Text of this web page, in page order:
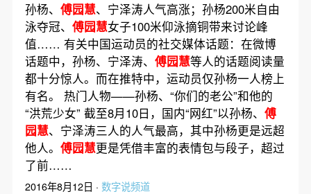
孙杨、 傅园慧、宁泽涛人气高涨；孙杨200米自由
泳夺冠、 傅园慧女子100米仰泳摘铜带来讨论峰
值…… 有关中国运动员的社交媒体话题：在微博
话题中，孙杨、宁泽涛、 傅园慧等人的话题阅读量
都十分惊人。而在推特中，运动员仅孙杨一人榜上
有名。 热门人物——孙杨、“你们的老公”和他的
“洪荒少女” 截至8月10日，国内“网红”以孙杨、 傅
园慧、宁泽涛三人的人气最高，其中孙杨更是远超
他人。 傅园慧更是凭借丰富的表情包与段子，超过
了前……
2016年8月12日 · 数字说频道